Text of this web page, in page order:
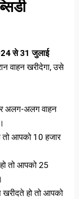
से 31 जुलाई
वाहन खरीदेगा, उसे
अलग-अलग वाहन
तो आपको 10 हजार
तो आपको 25
खरीदते हो तो आपको